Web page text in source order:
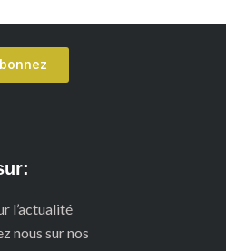
l’actualité
nous sur nos